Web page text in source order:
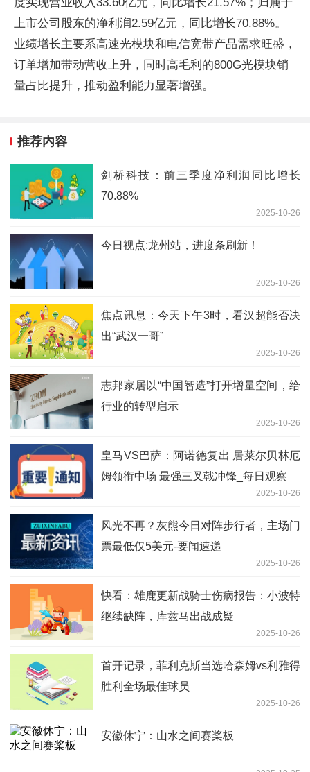
上市公司股东的净利润2.59亿元，同比增长70.88%。
业绩增长主要系高速光模块和电信宽带产品需求旺盛，
订单增加带动营收上升，同时高毛利的800G光模块销
量占比提升，推动盈利能力显著增强。
推荐内容
剑桥科技：前三季度净利润同比增长
70.88%
2025-10-26
今日视点:龙州站，进度条刷新！
2025-10-26
焦点讯息：今天下午3时，看汉超能否决
出“武汉一哥”
2025-10-26
志邦家居以“中国智造”打开增量空间，给
行业的转型启示
2025-10-26
皇马VS巴萨：阿诺德复出 居莱尔贝林厄
姆领衔中场 最强三叉戟冲锋_每日观察
2025-10-26
风光不再？灰熊今日对阵步行者，主场门
票最低仅5美元-要闻速递
2025-10-26
快看：雄鹿更新战骑士伤病报告：小波特
继续缺阵，库兹马出战成疑
2025-10-26
首开记录，菲利克斯当选哈森姆vs利雅得
胜利全场最佳球员
2025-10-26
安徽休宁：山水之间赛桨板